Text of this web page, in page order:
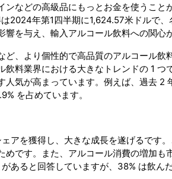
などの高級品にもっとお金を使うこと
2024年第1四半期に1,624.57米ドルで、
を与え、輸入アルコール飲料への関心
、より個性的で高品質のアルコール飲
料業界における大きなトレンドの 1 つ
気が高まっています。例えば、過去 2
を占めています。
アを獲得し、大きな成長を遂げるです
です。また、アルコール消費の増加も
あると回答していますが、38% は飲ん